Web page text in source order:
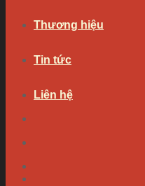
Thương hiệu
Tin tức
Liên hệ